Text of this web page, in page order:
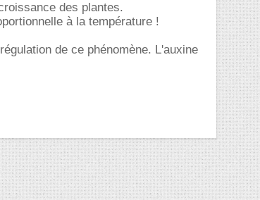
des plantes.
à la température !
de ce phénomène. L'auxine